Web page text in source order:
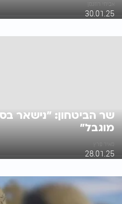
אביחי רוזנמן
30.01.25
שר הביטחון: "נישאר
מוגבל"
מאיר פרץ
28.01.25